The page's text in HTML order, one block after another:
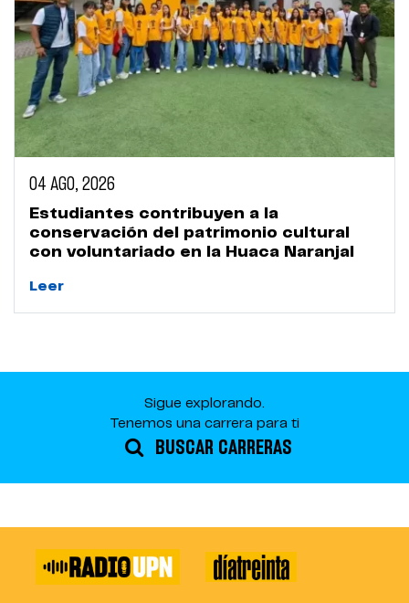
04 AGO, 2026
Estudiantes contribuyen a la
conservación del patrimonio cultural
con voluntariado en la Huaca Naranjal
Leer
Sigue explorando.
Tenemos una carrera para ti
BUSCAR CARRERAS